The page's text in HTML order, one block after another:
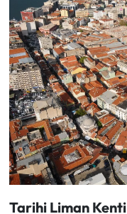
Tarihi Liman Kenti